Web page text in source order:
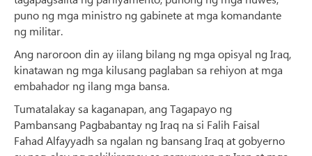
puno ng mga ministro ng gabinete at mga komandante
ng militar.
Ang naroroon din ay iilang bilang ng mga opisyal ng Iraq,
kinatawan ng mga kilusang paglaban sa rehiyon at mga
embahador ng ilang mga bansa.
Tumatalakay sa kaganapan, ang Tagapayo ng
Pambansang Pagbabantay ng Iraq na si Falih Faisal
Fahad Alfayyadh sa ngalan ng bansang Iraq at gobyerno